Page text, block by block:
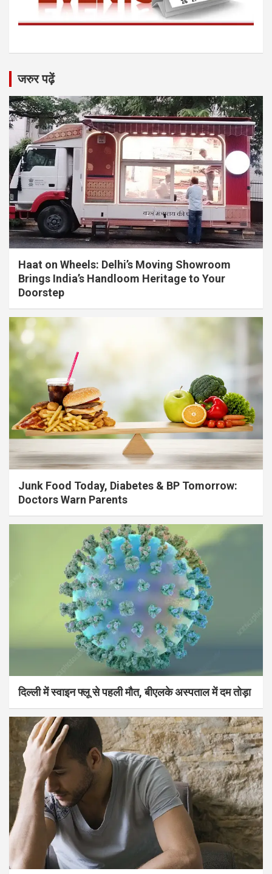
जरुर पढ़ें
Haat on Wheels: Delhi’s Moving Showroom
Brings India’s Handloom Heritage to Your
Doorstep
Junk Food Today, Diabetes & BP Tomorrow:
Doctors Warn Parents
दिल्ली में स्वाइन फ्लू से पहली मौत, बीएलके अस्पताल में दम तोड़ा